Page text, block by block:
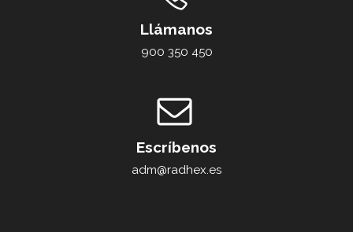
Llámanos
900 350 450
Escríbenos
adm@radhex.es